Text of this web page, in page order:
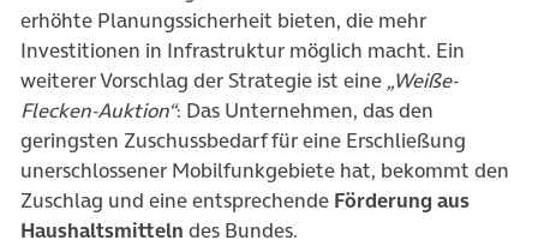
erhöhte Planungssicherheit bieten, die mehr
Investitionen in Infrastruktur möglich macht. Ein
weiterer Vorschlag der Strategie ist eine „Weiße-
Flecken-Auktion“: Das Unternehmen, das den
geringsten Zuschussbedarf für eine Erschließung
unerschlossener Mobilfunkgebiete hat, bekommt den
Zuschlag und eine entsprechende Förderung aus
Haushaltsmitteln des Bundes.